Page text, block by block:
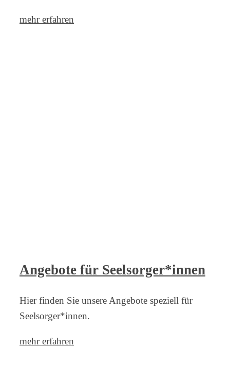
mehr erfahren
Angebote für Seelsorger*innen
Hier finden Sie unsere Angebote speziell für
Seelsorger*innen.
mehr erfahren